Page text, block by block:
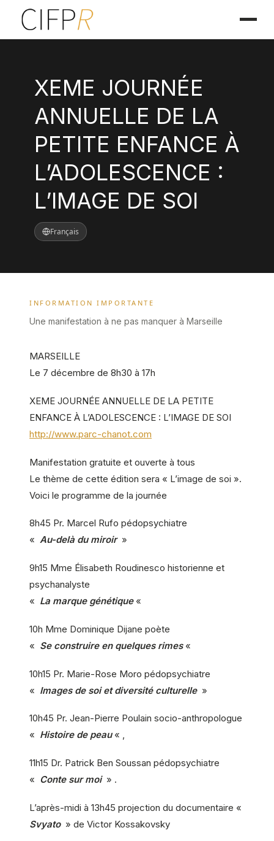
XEME JOURNÉE
ANNUELLE DE LA
PETITE ENFANCE À
L’ADOLESCENCE :
L’IMAGE DE SOI
Français
INFORMATION IMPORTANTE
Une manifestation à ne pas manquer à Marseille
MARSEILLE
Le 7 décembre de 8h30 à 17h
XEME JOURNÉE ANNUELLE DE LA PETITE
ENFANCE À L’ADOLESCENCE : L’IMAGE DE SOI
http://www.parc-chanot.com
Manifestation gratuite et ouverte à tous
Le thème de cette édition sera « L’image de soi ».
Voici le programme de la journée
8h45 Pr. Marcel Rufo pédopsychiatre
« Au-delà du miroir »
9h15 Mme Élisabeth Roudinesco historienne et
psychanalyste
« La marque génétique «
10h Mme Dominique Dijane poète
« Se construire en quelques rimes «
10h15 Pr. Marie-Rose Moro pédopsychiatre
« Images de soi et diversité culturelle »
10h45 Pr. Jean-Pierre Poulain socio-anthropologue
« Histoire de peau « ,
11h15 Dr. Patrick Ben Soussan pédopsychiatre
« Conte sur moi » .
L’après-midi à 13h45 projection du documentaire «
Svyato » de Victor Kossakovsky